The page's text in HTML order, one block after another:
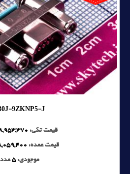
9ZKNP5-J
قیمت تکی:
قیمت عمده:
موجودی:5عدد